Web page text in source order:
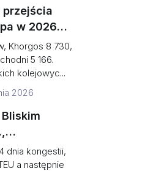
przejścia
w 2026
(pociągi vs
Khorgos 8 730,
5 166.
kolejowyc...
2026
vs
dnia kongestii,
a następnie